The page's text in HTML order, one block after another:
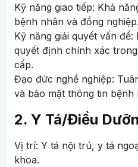
Kỹ năng giao tiếp: Khả
bệnh nhân và đồng nghiệp.
Kỹ năng giải quyết vấn
quyết định chính xác
cấp.
Đạo đức nghề nghiệp:
và bảo mật thông tin bệnh
2. Y Tá/Điều
Vị trí: Y tá nội trú, y tá
khoa.